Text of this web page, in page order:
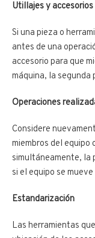
Utillajes y
Si una pieza o
antes de una
accesorio para que
máquina, la segunda
Operaciones
Considere
miembros del equipo
simultáneamente, la
si el equipo se
Estandarización
Las herramientas